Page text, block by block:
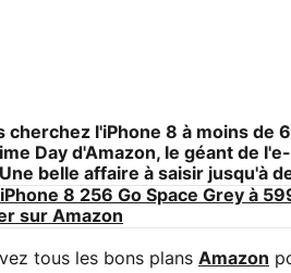
cherchez l'iPhone 8 à moins de
Day d'Amazon, le géant de
belle affaire à saisir jusqu'à
8 256 Go Space Grey à
sur Amazon
tous les bons plans Amazon